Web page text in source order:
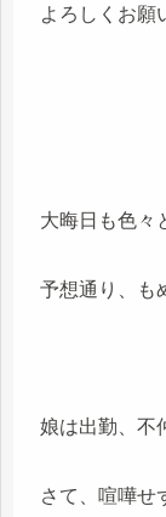
よろしくお願
大晦日も色々
予想通り、も
娘は出勤、不
さて、喧嘩せ